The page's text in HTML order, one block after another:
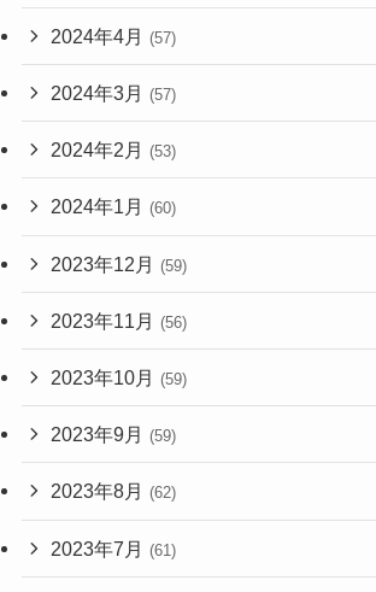
2024年4月 (57)
2024年3月 (57)
2024年2月 (53)
2024年1月 (60)
2023年12月 (59)
2023年11月 (56)
2023年10月 (59)
2023年9月 (59)
2023年8月 (62)
2023年7月 (61)